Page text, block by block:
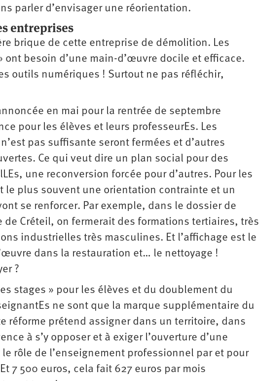
parler d’envisager une réorientation.
entreprises
brique de cette entreprise de démolition. Les
besoin d’une main-d’œuvre docile et efficace.
outils numériques ! Surtout ne pas réfléchir,
en mai pour la rentrée de septembre
pour les élèves et leurs professeurEs. Les
pas suffisante seront fermées et d’autres
Ce qui veut dire un plan social pour des
une reconversion forcée pour d’autres. Pour les
le plus souvent une orientation contrainte et un
se renforcer. Par exemple, dans le dossier de
de Créteil, on fermerait des formations tertiaires, très
industrielles très masculines. Et l’affichage est le
dans la restauration et… le nettoyage !
?
stages » pour les élèves et du doublement du
ne sont que la marque supplémentaire du
réforme prétend assigner dans un territoire, dans
à s’y opposer et à exiger l’ouverture d’une
rôle de l’enseignement professionnel par et pour
7 500 euros, cela fait 627 euros par mois